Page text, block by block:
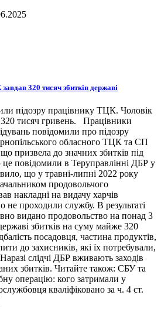
320 тисяч збитків державі
підозру працівнику ТЦК. Чоловік
320 тисяч гривень. Працівники
повідомили про підозру
обласного ТЦК та СП
призвела до значних збитків під
повідомили в Теруправлінні ДБР у
що у травні-липні 2022 року
продовольчого
накладні на видачу харчів
не проходили службу. В результаті
видано продовольство на понад 3
збитків на суму майже 320
посадовця, частина продуктів,
до захисників, які їх потребували,
слідчі ДБР вживають заходів
збитків. Читайте також: СБУ та
операцію: кого затримали у
кваліфіковано за ч. 4 ст.